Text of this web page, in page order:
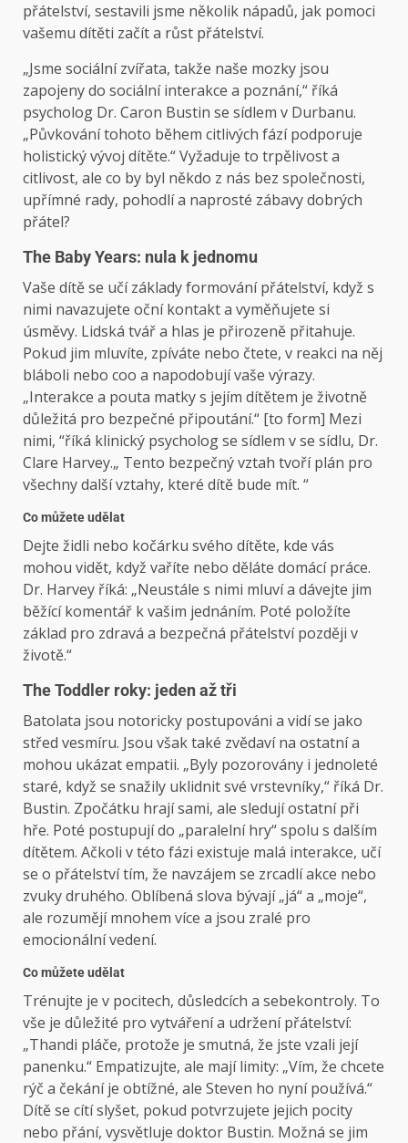
přátelství, sestavili jsme několik nápadů, jak pomoci
vašemu dítěti začít a růst přátelství.
„Jsme sociální zvířata, takže naše mozky jsou
zapojeny do sociální interakce a poznání,“ říká
psycholog Dr. Caron Bustin se sídlem v Durbanu.
„Půvkování tohoto během citlivých fází podporuje
holistický vývoj dítěte.“ Vyžaduje to trpělivost a
citlivost, ale co by byl někdo z nás bez společnosti,
upřímné rady, pohodlí a naprosté zábavy dobrých
přátel?
The Baby Years: nula k jednomu
Vaše dítě se učí základy formování přátelství, když s
nimi navazujete oční kontakt a vyměňujete si
úsměvy. Lidská tvář a hlas je přirozeně přitahuje.
Pokud jim mluvíte, zpíváte nebo čtete, v reakci na něj
bláboli nebo coo a napodobují vaše výrazy.
„Interakce a pouta matky s jejím dítětem je životně
důležitá pro bezpečné připoutání.“ [to form] Mezi
nimi, “říká klinický psycholog se sídlem v se sídlu, Dr.
Clare Harvey.„ Tento bezpečný vztah tvoří plán pro
všechny další vztahy, které dítě bude mít. “
Co můžete udělat
Dejte židli nebo kočárku svého dítěte, kde vás
mohou vidět, když vaříte nebo děláte domácí práce.
Dr. Harvey říká: „Neustále s nimi mluví a dávejte jim
běžící komentář k vašim jednáním. Poté položíte
základ pro zdravá a bezpečná přátelství později v
životě.“
The Toddler roky: jeden až tři
Batolata jsou notoricky postupováni a vidí se jako
střed vesmíru. Jsou však také zvědaví na ostatní a
mohou ukázat empatii. „Byly pozorovány i jednoleté
staré, když se snažily uklidnit své vrstevníky,“ říká Dr.
Bustin. Zpočátku hrají sami, ale sledují ostatní při
hře. Poté postupují do „paralelní hry“ spolu s dalším
dítětem. Ačkoli v této fázi existuje malá interakce, učí
se o přátelství tím, že navzájem se zrcadlí akce nebo
zvuky druhého. Oblíbená slova bývají „já“ a „moje“,
ale rozumějí mnohem více a jsou zralé pro
emocionální vedení.
Co můžete udělat
Trénujte je v pocitech, důsledcích a sebekontroly. To
vše je důležité pro vytváření a udržení přátelství:
„Thandi pláče, protože je smutná, že jste vzali její
panenku.“ Empatizujte, ale mají limity: „Vím, že chcete
rýč a čekání je obtížné, ale Steven ho nyní používá.“
Dítě se cítí slyšet, pokud potvrzujete jejich pocity
nebo přání, vysvětluje doktor Bustin. Možná se jim